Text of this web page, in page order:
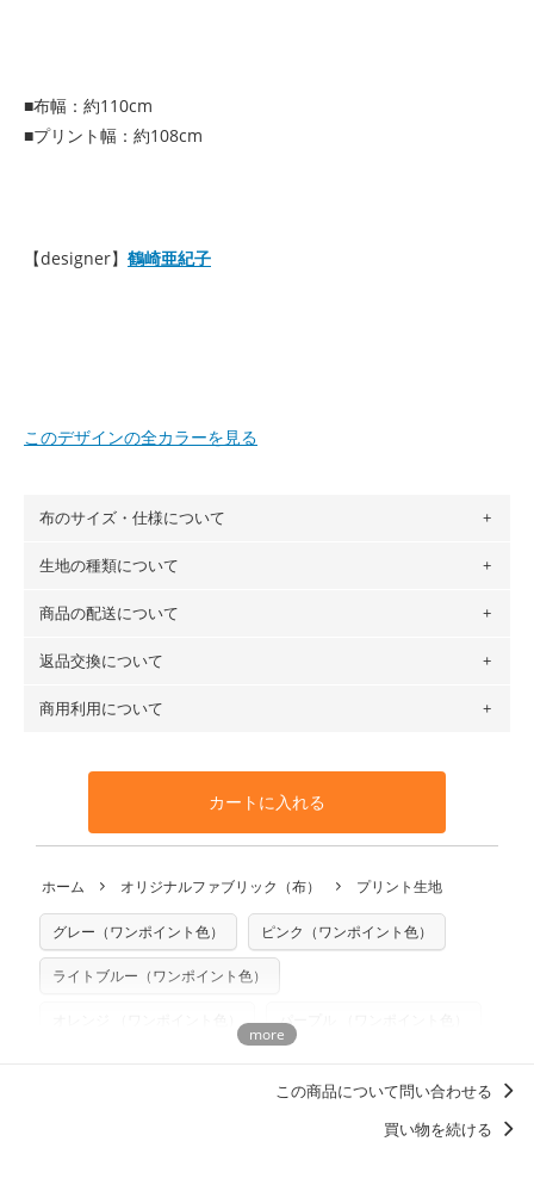
■布幅：約110cm
■プリント幅：約108cm
【designer】 鶴崎亜紀子
このデザインの全カラーを見る
布のサイズ・仕様について
布の長さは50cm単位での販売になります。
場合 → 購入数量「7」
※カットを希望の方は備考欄に「50cmずつカット希望」など
ご記載ください（50cm単位でのカットのみ）
プリント布の仕様について もっと詳しく見る
生地の種類について
・現在、すべてのデザインのプリントに使用している生地は
ットン（ダブルガーゼ）・100％コットン（ローン）・コッ
トンリネン（ビエラ織）・100％コットン（ツイル）・
100％コットン（キャンバス・11号帆布）です。
生地見本サンプル（無料）を購入する
商品の配送について
・ネコポスでの配送は、布は2mまで型紙は2個までとなりま
も送料の表示が600円となり宅急便での配送となります。
となります。
※万が一、検品時に不備が見つかった場合は、4～5営業日後
※土日祝は営業日に含まれません。
※配送日のご指定は承れません。出来上がり次第、順次発送
返品交換について
・布はご注文後に注文数量のみをプリントするため、
購入後
や用尺をお間違えのないようお願いします。思っていた色味
と違う、などの理由での返品は承れません。予めご了承くだ
商用利用について
利用いただけます。「nunocoto fabric使用」といった記載
も不要です。（製品化した際に起こる全ての問題、クレーム
いませんのでご了承ください）
※有料型紙（ホームソーイング型紙シリーズ）および柄がえ
らべるキットに付属された型紙は商用利用できませんのでご
注意ください。型紙自体の転用・販売および型紙を使用して
商用利用についての詳細はこちら
カートに入れる
ホーム オリジナルファブリック（布） プリント生地
グレー（ワンポイント色） ピンク（ワンポイント色）
ライトブルー（ワンポイント色）
パープル （ワンポイント色）
この商品について問い合わせる
買い物を続ける